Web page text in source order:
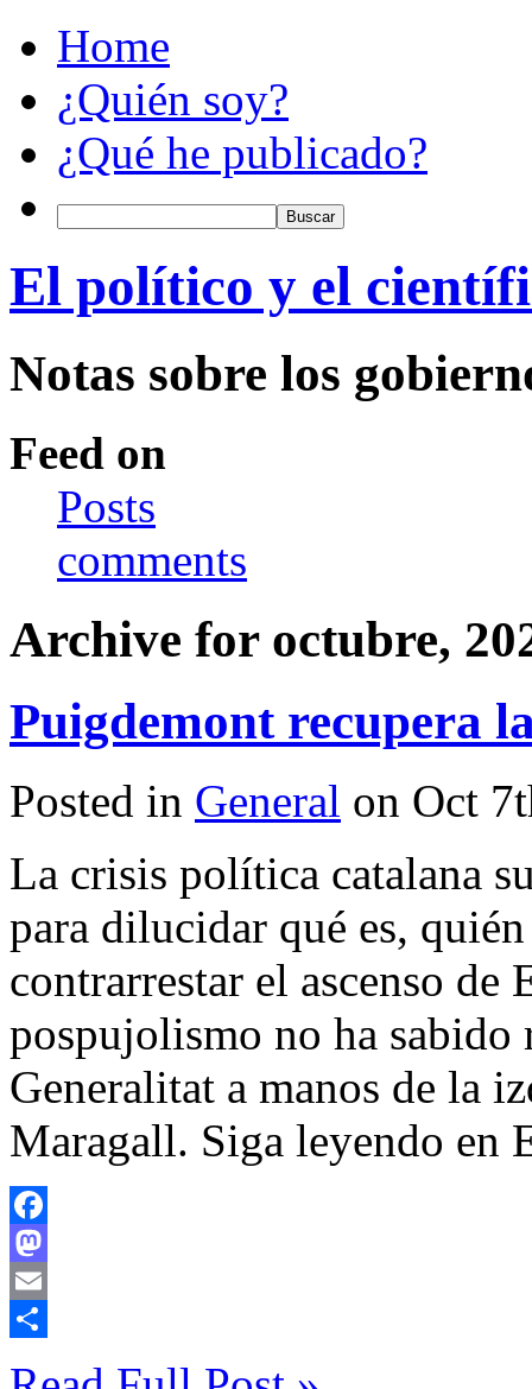
Home
¿Quién soy?
¿Qué he publicado?
El político y el
Notas sobre los
Feed on
Posts
comments
Archive for octubre,
Puigdemont recupera
Posted in General on Oct
La crisis política catalana
para dilucidar qué es,
contrarrestar el ascenso de
pospujolismo no ha sabido
Generalitat a manos de la
Maragall. Siga leyendo en
Facebook
Mastodon
Email